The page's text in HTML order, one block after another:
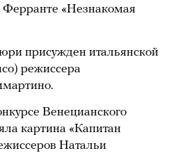
«Незнакомая
присужден итальянской
режиссера
Венецианского
картина «Капитан
Натальи